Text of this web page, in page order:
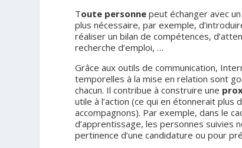
Toute personne peut échanger avec
plus nécessaire, par exemple,
réaliser un bilan de compétences,
recherche d’emploi, …
Grâce aux outils de communication,
temporelles à la mise en relation sont
chacun. Il contribue à construire une
utile à l’action (ce qui en étonnerait plus
accompagnons). Par exemple, dans le
d’apprentissage, les personnes suivies
pertinence d’une candidature ou pour